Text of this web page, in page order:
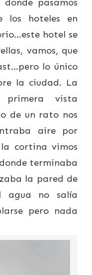
los hoteles en
hotel se
vamos, que
lo único
la ciudad. La
primera vista
de un rato nos
aire por
cortina vimos
terminaba
la pared de
agua no salía
pero nada